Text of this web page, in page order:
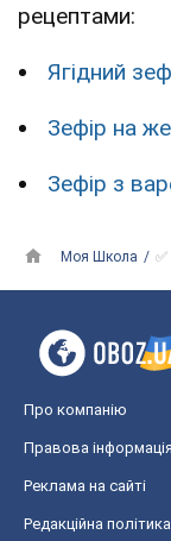
рецептами:
Ягідний
Зефір на
Зефір з
Моя Школа
Про компанію
Правова інформація
Реклама на сайті
Редакційна політика